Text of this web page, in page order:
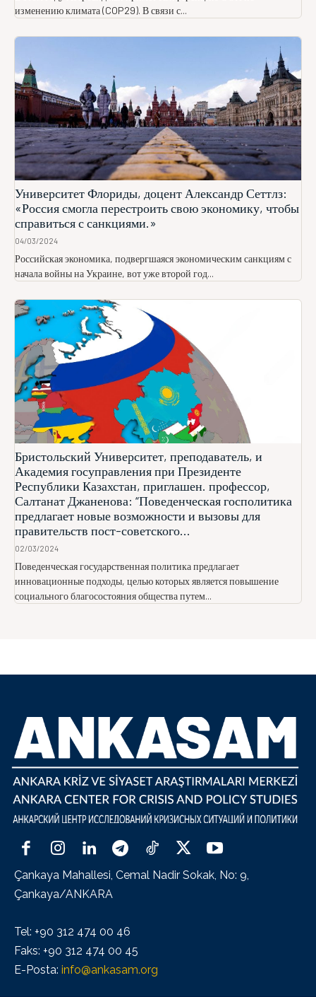
изменению климата (COP29). В связи с...
Университет Флориды, доцент Александр Сеттлз:
«Россия смогла перестроить свою экономику, чтобы
справиться с санкциями.»
04/03/2024
Российская экономика, подвергшаяся экономическим санкциям с
начала войны на Украине, вот уже второй год...
Бристольский Университет, преподаватель, и
Академия госуправления при Президенте
Республики Казахстан, приглашен. профессор,
Салтанат Джаненова: “Поведенческая госполитика
предлагает новые возможности и вызовы для
правительств пост-советского...
02/03/2024
Поведенческая государственная политика предлагает
инновационные подходы, целью которых является повышение
социального благосостояния общества путем...
Çankaya Mahallesi, Cemal Nadir Sokak, No: 9,
Çankaya/ANKARA
Tel: +90 312 474 00 46
Faks: +90 312 474 00 45
E-Posta: info@ankasam.org